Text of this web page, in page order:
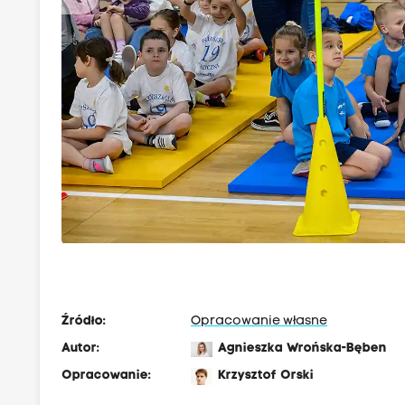
Źródło:
Opracowanie własne
Autor:
Agnieszka Wrońska-Bęben
Opracowanie:
Krzysztof Orski